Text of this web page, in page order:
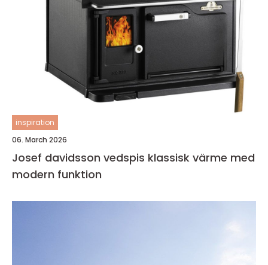
inspiration
06. March 2026
Josef davidsson vedspis klassisk värme med
modern funktion